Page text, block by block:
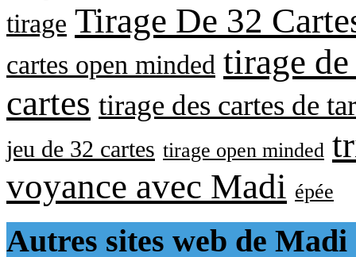
tirage Tirage De 32
cartes open minded tirage
cartes tirage des cartes de
jeu de 32 cartes tirage open minded
voyance avec Madi épée
Autres sites web de Madi